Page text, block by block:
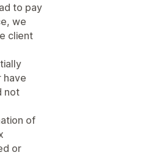
to pay
we
client
have
not
of
or